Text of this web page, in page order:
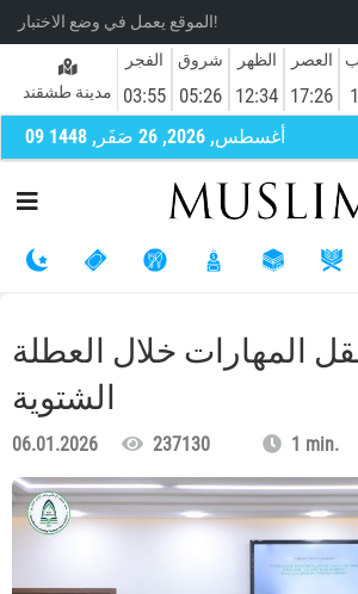
الموقع يعمل في وضع الاختبار!
مدينة طشقند
الفجر
03:55
شروق
05:26
الظهر
12:34
العصر
17:26
09 أغسطس, 2026, 26 صَفَر, 1448
المهارات خلال العطلة
الشتوية
06.01.2026 237130 1 min.